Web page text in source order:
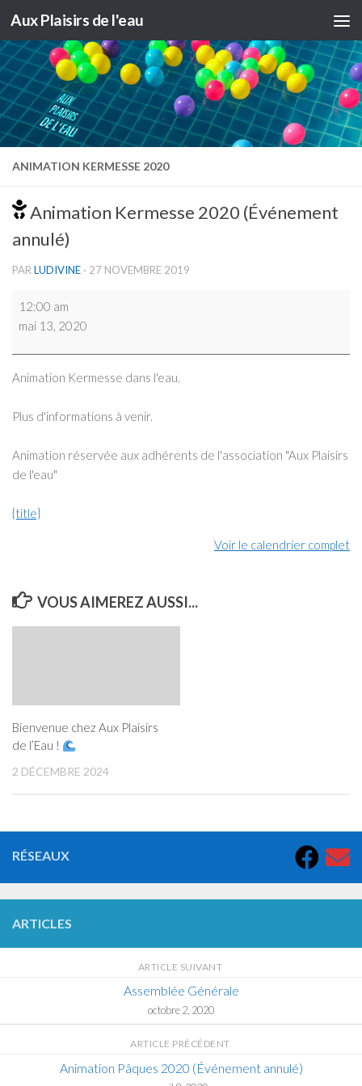
Skip to content
Aux Plaisirs de l'eau
ANIMATION KERMESSE 2020
Animation Kermesse 2020 (Événement
annulé)
PARLUDIVINE · 27 NOVEMBRE 2019
Animation
Kermesse
(Événement
annulé)
12:00 am
mai 13, 2020
Animation Kermesse dans l'eau.
Plus d'informations à venir.
Animation réservée aux adhérents de l'association "Aux Plaisirs
de l'eau"
{title}
Voir le calendrier complet
VOUS AIMEREZ AUSSI...
Bienvenue chez Aux Plaisirs
de l’Eau !
2 DÉCEMBRE 2024
RÉSEAUX
ARTICLES
ARTICLE SUIVANT
Assemblée Générale
octobre 2, 2020
ARTICLE PRÉCÉDENT
Animation Pâques 2020 (Événement annulé)